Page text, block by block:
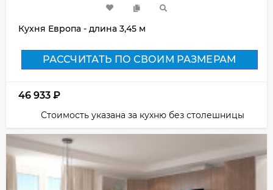
Кухня Европа - длина 3,45 м
РАССЧИТАТЬ ПО СВОИМ РАЗМЕРАМ
46 933 ₽
Стоимость указана за кухню без столешницы